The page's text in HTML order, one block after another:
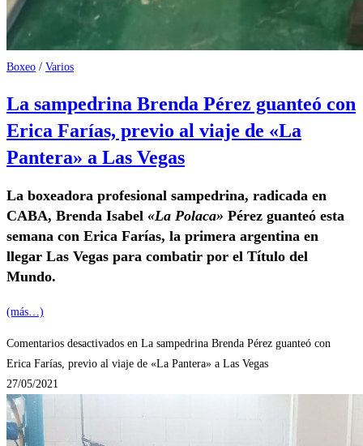
Boxeo / Varios
La sampedrina Brenda Pérez guanteó con
Erica Farías, previo al viaje de «La
Pantera» a Las Vegas
La boxeadora profesional sampedrina, radicada en
CABA, Brenda Isabel «La Polaca» Pérez guanteó esta
semana con Erica Farías, la primera argentina en
llegar Las Vegas para combatir por el Título del
Mundo.
(más…)
Comentarios desactivados en La sampedrina Brenda Pérez guanteó con
Erica Farías, previo al viaje de «La Pantera» a Las Vegas
27/05/2021